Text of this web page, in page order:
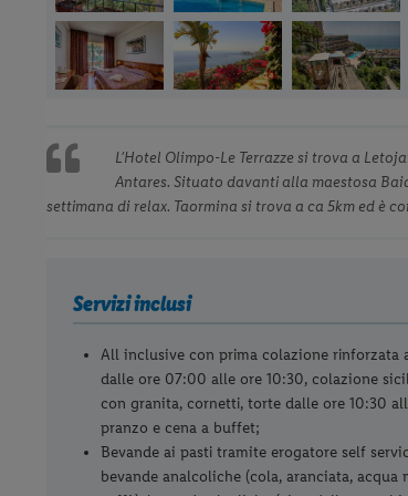
L’Hotel Olimpo-Le Terrazze si trova a
Antares. Situato davanti alla maestosa
settimana di relax. Taormina si trova a ca 5km ed è
Servizi inclusi
All inclusive con prima colazione rinforzata
dalle ore 07:00 alle ore 10:30, colazione
con granita, cornetti, torte dalle ore 10:30
pranzo e cena a buffet;
Bevande ai pasti tramite erogatore self
bevande analcoliche (cola, aranciata, acqua